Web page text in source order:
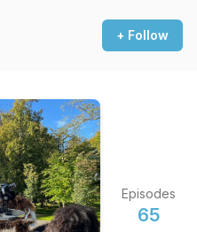
+ Follow
Episodes
65